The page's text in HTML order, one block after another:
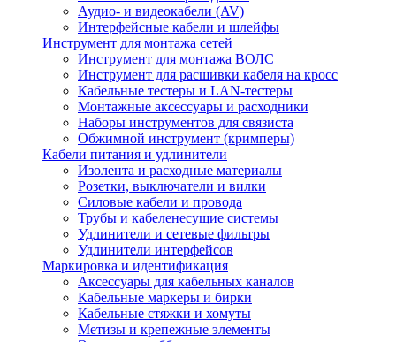
Аудио- и видеокабели (AV)
Интерфейсные кабели и шлейфы
Инструмент для монтажа сетей
Инструмент для монтажа ВОЛС
Инструмент для расшивки кабеля на кросс
Кабельные тестеры и LAN-тестеры
Монтажные аксессуары и расходники
Наборы инструментов для связиста
Обжимной инструмент (кримперы)
Кабели питания и удлинители
Изолента и расходные материалы
Розетки, выключатели и вилки
Силовые кабели и провода
Трубы и кабеленесущие системы
Удлинители и сетевые фильтры
Удлинители интерфейсов
Маркировка и идентификация
Аксессуары для кабельных каналов
Кабельные маркеры и бирки
Кабельные стяжки и хомуты
Метизы и крепежные элементы